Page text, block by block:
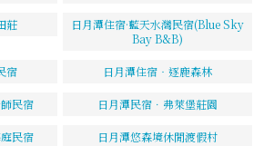
莊
日月潭住宿·藍天水灣民宿(Blue Sky
Bay B&B)
宿 日月潭住宿‧逐鹿森林
民宿 日月潭民宿．弗萊堡莊園
民宿 日月潭悠森境休閒渡假村